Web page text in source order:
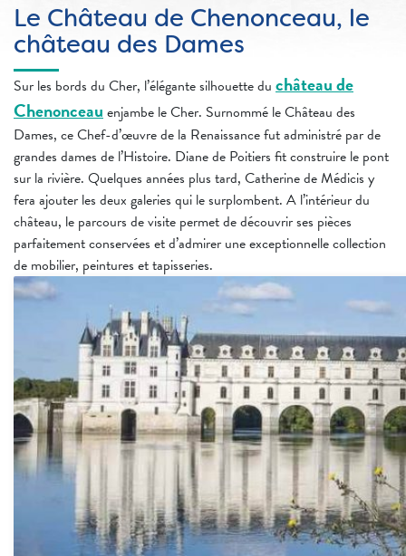
Le Château de Chenonceau, le
château des Dames
Sur les bords du Cher, l’élégante silhouette du château de
Chenonceauenjambe le Cher. Surnommé le Château des
Dames, ce Chef-d’œuvre de la Renaissance fut administré par de
grandes dames de l’Histoire. Diane de Poitiers fit construire le pont
sur la rivière. Quelques années plus tard, Catherine de Médicis y
fera ajouter les deux galeries qui le surplombent. A l’intérieur du
château, le parcours de visite permet de découvrir ses pièces
parfaitement conservées et d’admirer une exceptionnelle collection
de mobilier, peintures et tapisseries.